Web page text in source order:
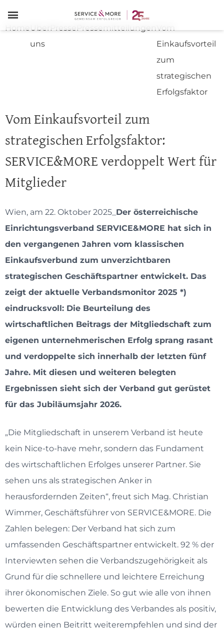
≡
Home Über
uns
PressePressemitteilungen Vom
Einkaufsvorteil
zum
strategischen
Erfolgsfaktor
Vom Einkaufsvorteil zum
strategischen Erfolgsfaktor:
SERVICE&MORE verdoppelt Wert für
Mitglieder
Wien, am 22. Oktober 2025_ Der österreichische
Einrichtungsverband SERVICE&MORE hat sich in
den vergangenen Jahren vom klassischen
Einkaufsverbund zum unverzichtbaren
strategischen Geschäftspartner entwickelt. Das
zeigt der aktuelle Verbandsmonitor 2025 *)
eindrucksvoll: Die Beurteilung des
wirtschaftlichen Beitrags der Mitgliedschaft zum
eigenen unternehmerischen Erfolg sprang rasant
und verdoppelte sich innerhalb der letzten fünf
Jahre. Mit diesen und weiteren belegten
Ergebnissen sieht sich der Verband gut gerüstet
für das Jubiläumsjahr 2026.
„Die Mitgliedschaft in unserem Verband ist heute
kein Nice-to-have mehr, sondern das Fundament
des wirtschaftlichen Erfolges unserer Partner. Sie
sehen uns als strategischen Anker in
herausfordernden Zeiten“, freut sich Mag. Christian
Wimmer, Geschäftsführer von SERVICE&MORE. Die
Zahlen belegen: Der Verband hat sich zum
umfassenden Geschäftspartner entwickelt. 92 % der
Interviewten sehen die Verbandszugehörigkeit als
Grund für die schnellere und leichtere Erreichung
ihrer ökonomischen Ziele. So gut wie alle von ihnen
bewerten die Entwicklung des Verbandes als positiv,
würden einen Beitritt weiterempfehlen und sind der